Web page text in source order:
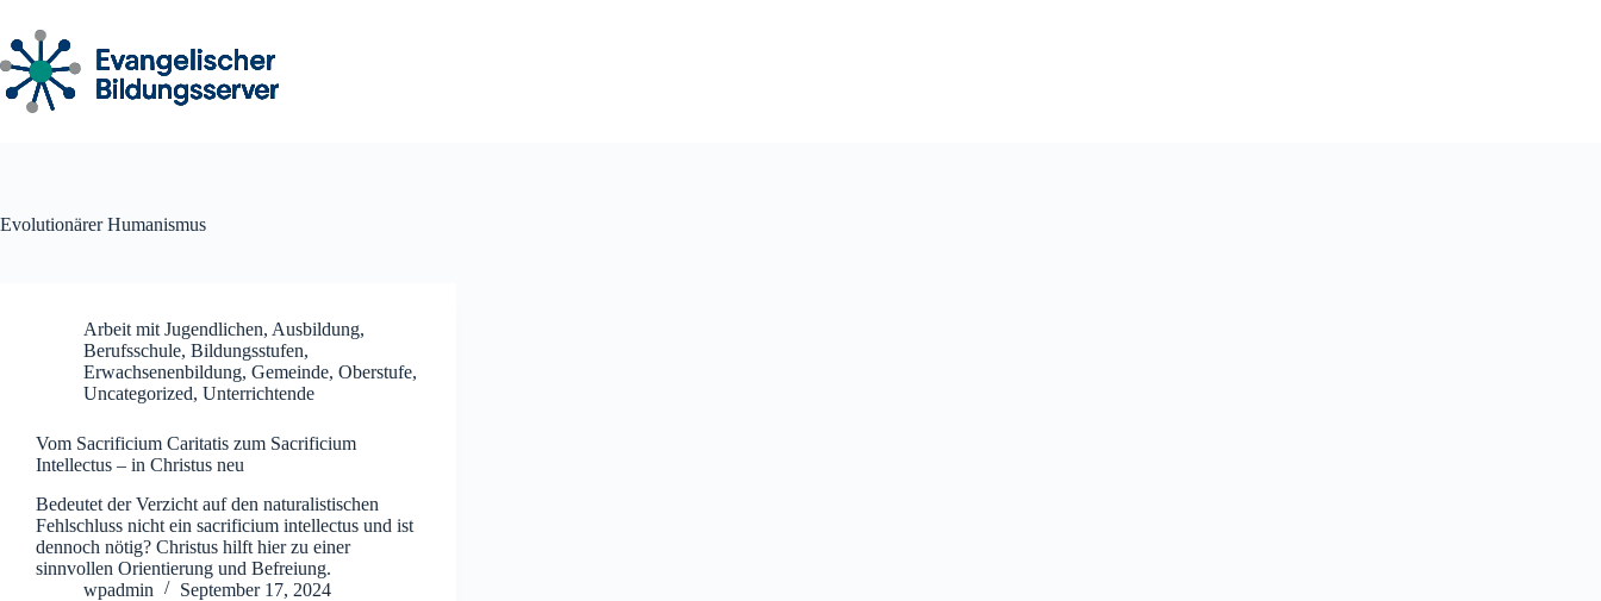
Inhalt
springen
Evolutionärer Humanismus
Arbeit mit Jugendlichen, Ausbildung,
Berufsschule, Bildungsstufen,
Erwachsenenbildung, Gemeinde, Oberstufe,
Uncategorized, Unterrichtende
Vom Sacrificium Caritatis zum Sacrificium
Intellectus – in Christus neu
Bedeutet der Verzicht auf den naturalistischen
Fehlschluss nicht ein sacrificium intellectus und ist
dennoch nötig? Christus hilft hier zu einer
sinnvollen Orientierung und Befreiung.
wpadmin
September 17, 2024